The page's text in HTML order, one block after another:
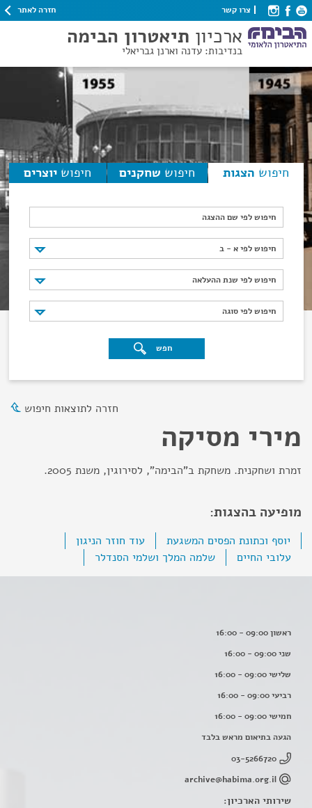
צרו קשר חזרה לאתר
ארכיון תיאטרון הבימה
בנדיבות: עדנה וארנן גבריאלי
חיפוש הצגות חיפוש שחקנים חיפוש יוצרים
חיפוש לפי שם ההצגה
חיפוש לפי א - ב
חיפוש לפי א - ב
חיפוש לפי שנת ההעלאה
חיפוש לפי שנת ההעלאה
חיפוש לפי סוגה
חיפוש לפי סוגה
חפש
חזרה לתוצאות חיפוש
מירי מסיקה
זמרת ושחקנית. משחקת ב"הבימה", לסירוגין, משנת 2005.
מופיעה בהצגות:
יוסף וכתונת הפסים המשגעת
עוד חוזר הניגון
עלובי החיים
שלמה המלך ושלמי הסנדלר
ראשון 09:00 - 16:00
שני 09:00 - 16:00
שלישי 09:00 - 16:00
רביעי 09:00 - 16:00
חמישי 09:00 - 16:00
הגעה בתיאום מראש בלבד
03-5266720
archive@habima.org.il
שירותי הארכיון: